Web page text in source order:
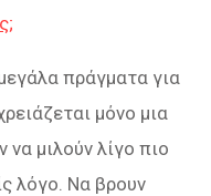
πράγματα για
μόνο μια
μιλούν λίγο πιο
λόγο. Να βρουν